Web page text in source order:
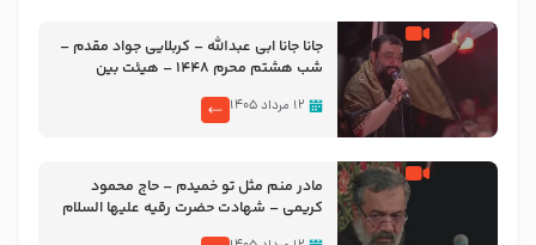
جانا جانا ابی عبدالله – کربلایی جواد مقدم –
شب هشتم محرم 1448 – هیئت بین
۱۲ مرداد ۱۴۰۵
مادر منم مثل تو خمیدم – حاج محمود
کریمی – شهادت حضرت رقیه علیها السلام